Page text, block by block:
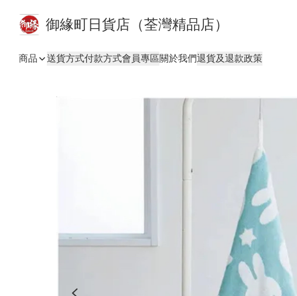
御緣町日貨店（荃灣精品店）
商品 送貨方式付款方式會員專區關於我們退貨及退款政策